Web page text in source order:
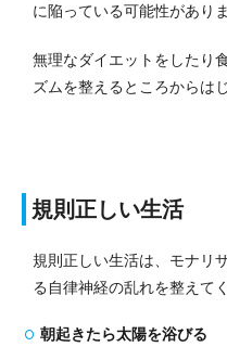
に陥っている可能性がありま
無理なダイエットをしたり
ズムを整えるところからは
規則正しい生活
規則正しい生活は、モナリ
る自律神経の乱れを整えて
朝起きたら太陽を浴びる